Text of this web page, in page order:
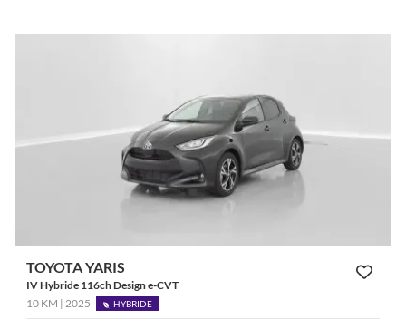
TOYOTA YARIS
IV Hybride 116ch Design e-CVT
10 KM | 2025
HYBRIDE